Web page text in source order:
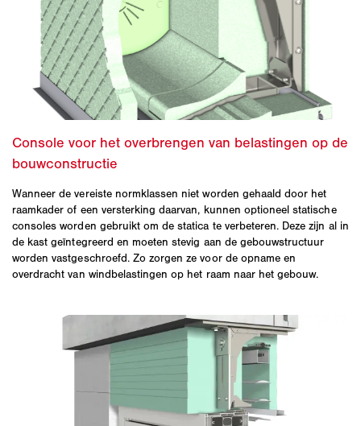
Wanneer de vereiste normklassen niet worden gehaald door het
raamkader of een versterking daarvan, kunnen optioneel statische
consoles worden gebruikt om de statica te verbeteren. Deze zijn al in
de kast geïntegreerd en moeten stevig aan de gebouwstructuur
worden vastgeschroefd. Zo zorgen ze voor de opname en
overdracht van windbelastingen op het raam naar het gebouw.